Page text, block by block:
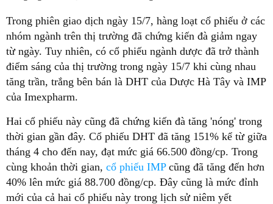
Trong phiên giao dịch ngày 15/7, hàng loạt cổ phiếu ở các
nhóm ngành trên thị trường đã chứng kiến đà giảm ngay
từ ngày. Tuy nhiên, có cổ phiếu ngành dược đã trở thành
điểm sáng của thị trường trong ngày 15/7 khi cùng nhau
tăng trần, trắng bên bán là DHT của Dược Hà Tây và IMP
của Imexpharm.
Hai cổ phiếu này cũng đã chứng kiến đà tăng 'nóng' trong
thời gian gần đây. Cổ phiếu DHT đã tăng 151% kể từ giữa
tháng 4 cho đến nay, đạt mức giá 66.500 đồng/cp. Trong
cùng khoản thời gian, cổ phiếu IMPcũng đã tăng đến hơn
40% lên mức giá 88.700 đồng/cp. Đây cũng là mức đỉnh
mới của cả hai cổ phiếu này trong lịch sử niêm yết